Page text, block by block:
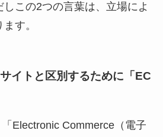
この2つの言葉は、立場によ
す。
イトと区別するために「EC
Electronic Commerce（電子